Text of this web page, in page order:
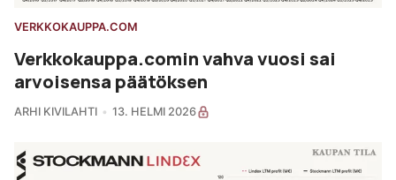
VERKKOKAUPPA.COM
Verkkokauppa.comin vahva vuosi sai
arvoisensa päätöksen
ARHI KIVILAHTI 13. HELMI 2026